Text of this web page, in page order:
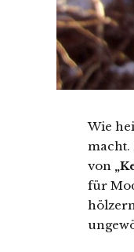
Wie
macht.
von
für